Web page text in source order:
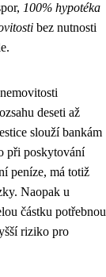
100% hypotéka
bez nutnosti
deseti až
slouží bankám
při poskytování
peníze, má totiž
Naopak u
částku potřebnou
riziko pro